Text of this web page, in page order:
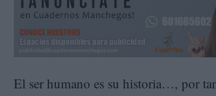
El ser humano es su historia…, por